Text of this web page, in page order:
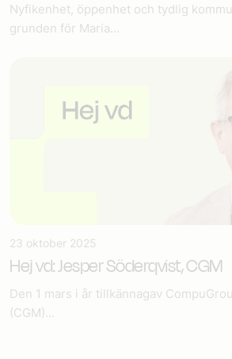
Nyfikenhet, öppenhet och tydlig
grunden för Maria...
23 oktober 2025
Hej vd: Jesper Söderqvist, CGM
Den 1 mars i år tillkännagav
(CGM)...